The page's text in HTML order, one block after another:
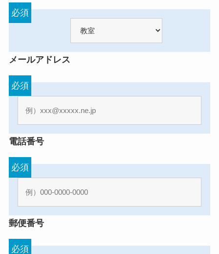
必須
メールアドレス
必須
電話番号
必須
郵便番号
必須